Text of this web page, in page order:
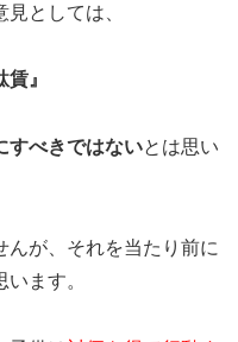
としては、
』
すべきではないとは思い
んが、それを当たり前に
ます。